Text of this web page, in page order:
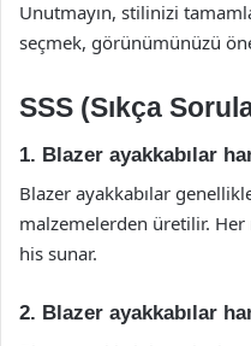
Unutmayın, stilinizi
seçmek, görünümünüzü
SSS (Sıkça
1. Blazer ayakkabılar
Blazer ayakkabılar
malzemelerden üretilir.
his sunar.
2. Blazer ayakkabılar